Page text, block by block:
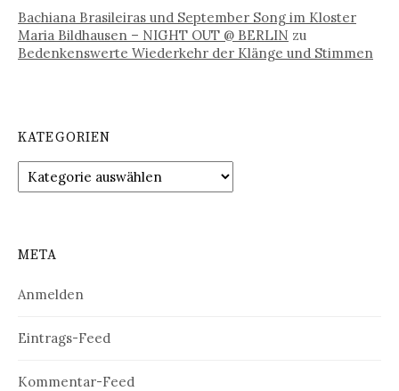
Bachiana Brasileiras und September Song im Kloster
Maria Bildhausen – NIGHT OUT @ BERLIN zu
Bedenkenswerte Wiederkehr der Klänge und Stimmen
KATEGORIEN
Kategorien
META
Anmelden
Eintrags-Feed
Kommentar-Feed